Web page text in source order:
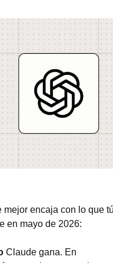
encaja con lo que
en mayo de 2026:
Claude gana. En